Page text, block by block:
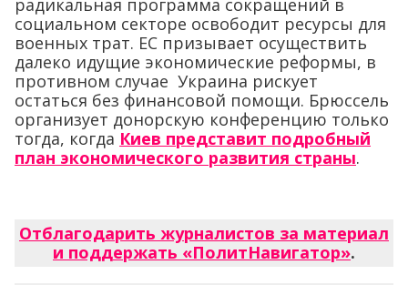
радикальная программа сокращений в
социальном секторе освободит ресурсы для
военных трат. ЕС призывает осуществить
далеко идущие экономические реформы, в
противном случае Украина рискует
остаться без финансовой помощи. Брюссель
организует донорскую конференцию только
тогда, когда Киев представит подробный
план экономического развития страны.
Отблагодарить журналистов за материал
и поддержать «ПолитНавигатор».